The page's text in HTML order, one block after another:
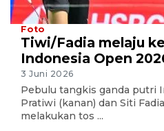
Foto
Tiwi/Fadia melaju
Indonesia Open
3 Juni 2026
Pebulu tangkis ganda putri
Pratiwi (kanan) dan Siti
melakukan tos ...